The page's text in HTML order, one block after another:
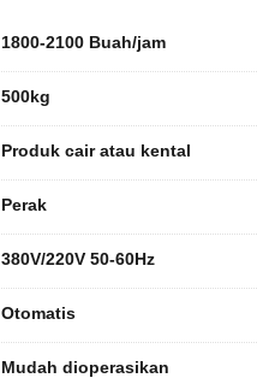
1800-2100 Buah/jam
500kg
Produk cair atau kental
Perak
380V/220V 50-60Hz
Otomatis
Mudah dioperasikan